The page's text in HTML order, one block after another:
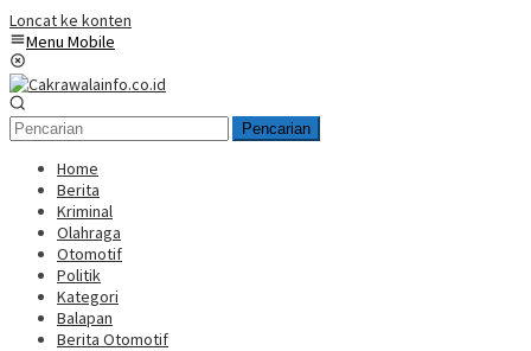
Loncat ke konten
Menu Mobile
Pencarian
Home
Berita
Kriminal
Olahraga
Otomotif
Politik
Kategori
Balapan
Berita Otomotif